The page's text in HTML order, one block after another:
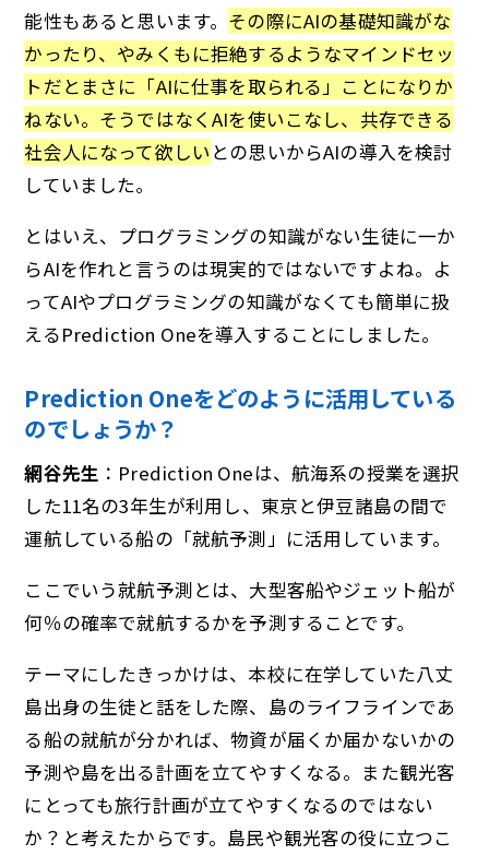
能性もあると思います。 その際にAIの基礎知識がな
かったり、やみくもに拒絶するようなマインドセッ
トだとまさに「AIに仕事を取られる」ことになりか
ねない。そうではなくAIを使いこなし、共存できる
社会人になって欲しい との思いからAIの導入を検討
していました。
とはいえ、プログラミングの知識がない生徒に一か
らAIを作れと言うのは現実的ではないですよね。よ
ってAIやプログラミングの知識がなくても簡単に扱
えるPrediction Oneを導入することにしました。
Prediction Oneをどのように活用している
のでしょうか？
網谷先生 ：Prediction Oneは、航海系の授業を選択
した11名の3年生が利用し、東京と伊豆諸島の間で
運航している船の「就航予測」に活用しています。
ここでいう就航予測とは、大型客船やジェット船が
何％の確率で就航するかを予測することです。
テーマにしたきっかけは、本校に在学していた八丈
島出身の生徒と話をした際、島のライフラインであ
る船の就航が分かれば、物資が届くか届かないかの
予測や島を出る計画を立てやすくなる。また観光客
にとっても旅行計画が立てやすくなるのではない
か？と考えたからです。島民や観光客の役に立つこ